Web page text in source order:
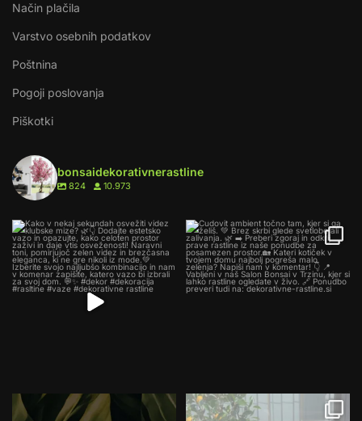
Način plačila
Varstvo osebnih podatkov
Poštnina
Pogoji poslovanja
Piškotki
bonsaidekorativnerastline
824 10.973